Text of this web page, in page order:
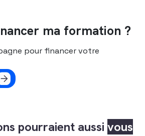
ma formation ?
pour financer votre
pourraient aussi vous